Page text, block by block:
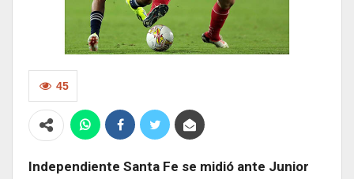
45
Independiente Santa Fe se midió ante Junior